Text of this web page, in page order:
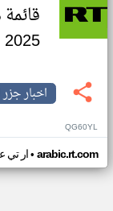
2025
اخبار جزر
QG60YL
ار تي• arabic.rt.com